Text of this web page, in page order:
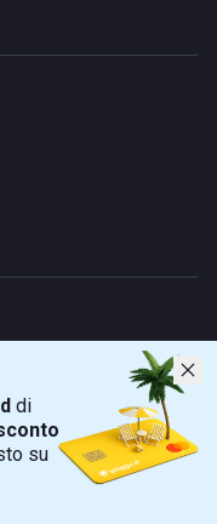
di
su
47923 Rimini (RN), IT -
delle imprese di Rimini
(RN), IT
+39 0541 772375